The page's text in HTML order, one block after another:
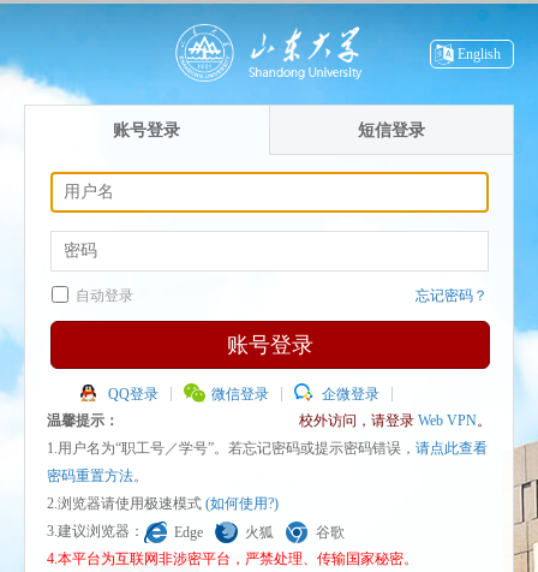
English
账号登录 短信登录
自动登录 忘记密码？
账号登录
QQ登录 微信登录
企微登录
温馨提示：
校外访问，请登录 Web VPN。
1.用户名为“职工号／学号”。若忘记密码或提示密码错误， 请点此查看
密码重置方法。
2.浏览器请使用极速模式 (如何使用?)
3.建议浏览器：
Edge 火狐
谷歌
4.本平台为互联网非涉密平台，严禁处理、传输国家秘密。